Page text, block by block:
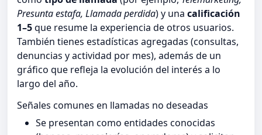
Presunta estafa, Llamada perdida) y una calificación
1–5que resume la experiencia de otros usuarios.
También tienes estadísticas agregadas (consultas,
denuncias y actividad por mes), además de un
gráfico que refleja la evolución del interés a lo
largo del año.
Señales comunes en llamadas no deseadas
Se presentan como entidades conocidas